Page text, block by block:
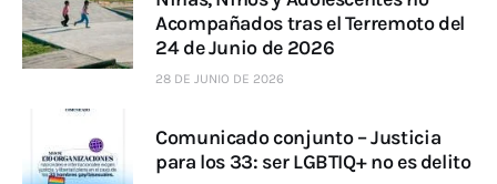
Acompañados tras el Terremoto del
24 de Junio de 2026
28 DE JUNIO DE 2026
Comunicado conjunto – Justicia
para los 33: ser LGBTIQ+ no es delito